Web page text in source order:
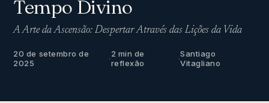
Tempo Divino
A Arte da Ascensão: Despertar Através das Lições da Vida
20 de setembro de
2025
·2 min de
reflexão
·Santiago
Vitagliano